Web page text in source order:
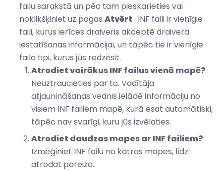
failu sarakstā un pēc tam pieskarieties vai
noklikšķiniet uz pogas Atvērt . INF faili ir vienīgie
faili, kurus ierīces draiveris akceptē draivera
iestatīšanas informācijai, un tāpēc tie ir vienīgie
faila tipi, kurus jūs redzēsit.
Atrodiet vairākus INF failus vienā mapē?
Neuztraucieties par to. Vadītāja
atjaunināšanas vednis ielādē informāciju no
visiem INF failiem mapē, kurā esat automātiski,
tāpēc nav svarīgi, kuru jūs izvēlaties.
Atrodiet daudzas mapes ar INF failiem?
Izmēģiniet INF failu no katras mapes, līdz
atrodat pareizo.